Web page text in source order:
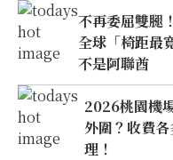
不再委屈雙腿
全球「椅距最
不是阿聯酋
2026桃園機
外圍？收費
理！